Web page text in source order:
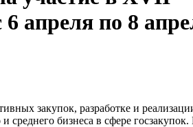
апреля по 8
закупок, разработке и
бизнеса в сфере